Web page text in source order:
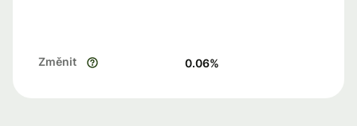
Změnit 0.06%